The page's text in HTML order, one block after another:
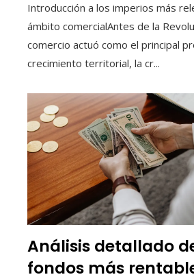
Introducción a los imperios más
ámbito comercialAntes de la
comercio actuó como el principal
crecimiento territorial, la cr...
Análisis detallado
fondos más